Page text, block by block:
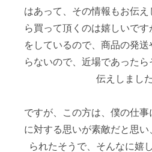
はあって、その情報もお伝
ら買って頂くのは嬉しいで
をしているので、商品の発
らないので、近場であった
伝えしました
ですが、この方は、僕の仕
に対する思いが素敵だと思
られたそうで、そんなに嬉